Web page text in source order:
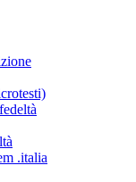
.italia